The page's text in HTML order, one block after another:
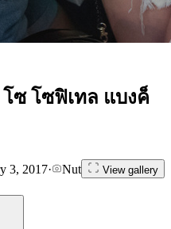
โซ โซฟิเทล แบงค็
3, 2017· Nut View gallery